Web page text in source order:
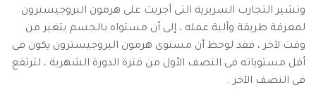
وتشير التجارب السريرية التى أجريت على هرمون البروجيسترون
لمعرفة طريقة وآلية عمله ، إلى أن مستواه بالجسم يتغير من
وقت لآخر ، فقد لوحظ أن مستوى هرمون البروجيسترون يكون فى
أقل مستوياته فى النصف الأول من فترة الدورة الشهرية ، لترتفع
فى النصف الآخر .